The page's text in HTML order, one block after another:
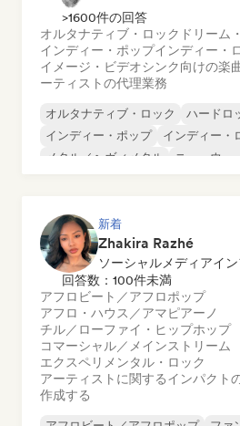
>1600件の回答
オルタナティブ・ロック ドリーム
インディー・ポップインディー・
イメージ・ビデオシンク向けの楽
ーティストの代理業務
オルタナティブ・ロック
ハードロ
インディー・ポップ
インディー・
メタル／ヘヴィメタル
ニューウェ
新着
Zhakira Razhé
ソーシャルメディアイ
回答数：100件未満
アフロビート／アフロポップ
アフロ・ハウス／アマピアーノ
チル／ローファイ・ヒップホップ
コマーシャル／メインストリーム
エクスペリメンタル・ロック
アーティストに関するインパクト
作成する